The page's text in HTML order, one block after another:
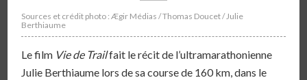
Sources et crédit photo : Ægir Médias / Thomas Doucet / Julie
Berthiaume
Le film Vie de Trailfait le récit de l’ultramarathonienne
Julie Berthiaume lors de sa course de 160 km, dans le